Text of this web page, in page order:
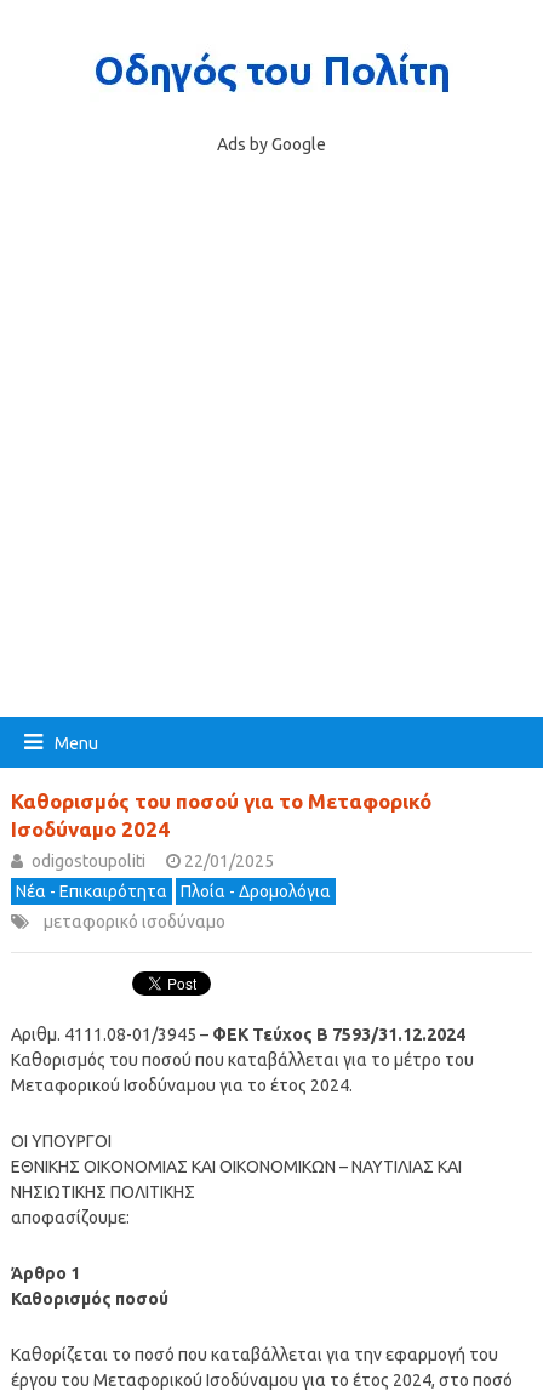
Ads by Google
Menu
Καθορισμός του ποσού για το Μεταφορικό
Ισοδύναμο 2024
odigostoupoliti
22/01/2025
Νέα - Επικαιρότητα
Πλοία - Δρομολόγια
μεταφορικό ισοδύναμο
Αριθμ. 4111.08-01/3945 – ΦΕΚ Τεύχος Β 7593/31.12.2024
Καθορισμός του ποσού που καταβάλλεται για το μέτρο του
Μεταφορικού Ισοδύναμου για το έτος 2024.
ΟΙ ΥΠΟΥΡΓΟΙ
ΕΘΝΙΚΗΣ ΟΙΚΟΝΟΜΙΑΣ ΚΑΙ ΟΙΚΟΝΟΜΙΚΩΝ – ΝΑΥΤΙΛΙΑΣ ΚΑΙ
ΝΗΣΙΩΤΙΚΗΣ ΠΟΛΙΤΙΚΗΣ
αποφασίζουμε:
Άρθρο 1
Καθορισμός ποσού
Καθορίζεται το ποσό που καταβάλλεται για την εφαρμογή του
έργου του Μεταφορικού Ισοδύναμου για το έτος 2024, στο ποσό